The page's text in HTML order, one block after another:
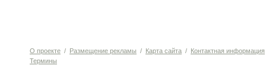
О проекте / Размещение рекламы / Карта сайта / Контактная информация
Термины